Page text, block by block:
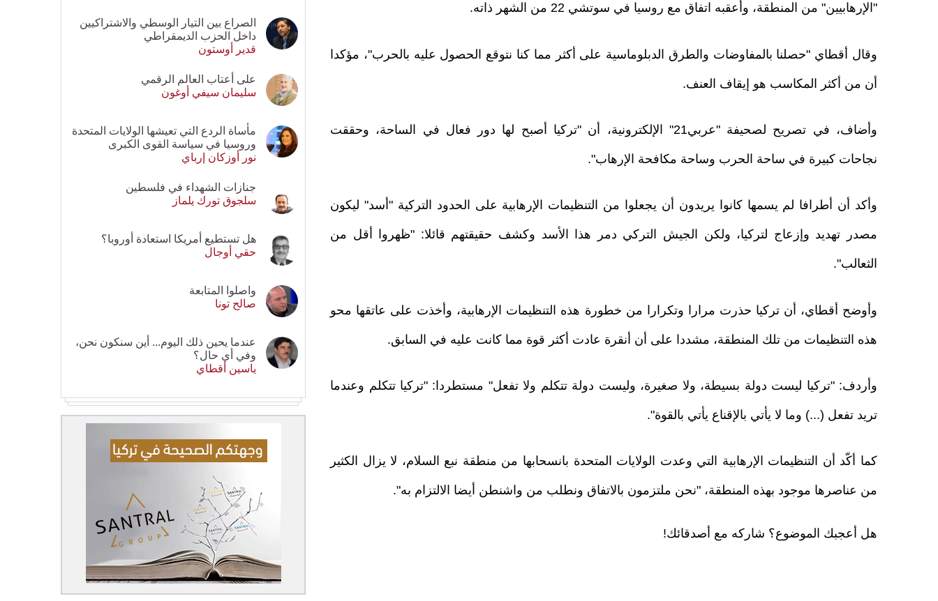
"الإرهابيين" من المنطقة، وأعقبه اتفاق مع روسيا في سوتشي 22 من الشهر ذاته.
وقال أقطاي "حصلنا بالمفاوضات والطرق الدبلوماسية على أكثر مما كنا نتوقع الحصول عليه بالحرب"، مؤكدا
أن من أكثر المكاسب هو إيقاف العنف.
وأضاف، في تصريح لصحيفة "عربي21" الإلكترونية، أن "تركيا أصبح لها دور فعال في الساحة، وحققت
نجاحات كبيرة في ساحة الحرب وساحة مكافحة الإرهاب".
وأكد أن أطرافا لم يسمها كانوا يريدون أن يجعلوا من التنظيمات الإرهابية على الحدود التركية "أسد" ليكون
مصدر تهديد وإزعاج لتركيا، ولكن الجيش التركي دمر هذا الأسد وكشف حقيقتهم قائلا: "ظهروا أقل من
الثعالب".
وأوضح أقطاي، أن تركيا حذرت مرارا وتكرارا من خطورة هذه التنظيمات الإرهابية، وأخذت على عاتقها محو
هذه التنظيمات من تلك المنطقة، مشددا على أن أنقرة عادت أكثر قوة مما كانت عليه في السابق.
وأردف: "تركيا ليست دولة بسيطة، ولا صغيرة، وليست دولة تتكلم ولا تفعل" مستطردا: "تركيا تتكلم وعندما
تريد تفعل (...) وما لا يأتي بالإقناع يأتي بالقوة".
كما أكّد أن التنظيمات الإرهابية التي وعدت الولايات المتحدة بانسحابها من منطقة نبع السلام، لا يزال الكثير
من عناصرها موجود بهذه المنطقة، "نحن ملتزمون بالاتفاق ونطلب من واشنطن أيضا الالتزام به".
هل أعجبك الموضوع؟ شاركه مع أصدقائك!
الصراع بين التيار الوسطي والاشتراكيين
داخل الحزب الديمقراطي
قدير أوستون
على أعتاب العالم الرقمي
سليمان سيفي أوغون
مأساة الردع التي تعيشها الولايات المتحدة
وروسيا في سياسة القوى الكبرى
نور أوزكان إرباي
جنازات الشهداء في فلسطين
سلجوق تورك يلماز
هل تستطيع أمريكا استعادة أوروبا؟
حقي أوجال
واصلوا المتابعة
صالح تونا
عندما يحين ذلك اليوم... أين سنكون نحن،
وفي أي حال؟
ياسين أقطاي